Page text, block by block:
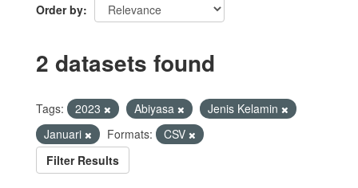
Order by
2 datasets found
Tags: 2023 Abiyasa
Jenis Kelamin
Januari
Formats:
CSV
Filter Results